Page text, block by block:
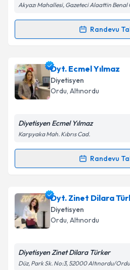
Akyazı Mahallesi, Gazeteci Alaattin Benal
Randevu
Randevu Takvimi Talebi
Dyt. Zehra Uğur Çabukiçin
oluşturun. Size bu uzmandan
takvim hazırlandığında e-
Kişisel verilerimin
Metni'ni okudum ve
Takvim
Dyt. Ecmel Yılmaz
Diyetisyen
Ordu, Altınordu
Diyetisyen Ecmel Yılmaz
Karşıyaka Mah. Kıbrıs Cad.
Randevu
Randevu Takvimi Talebi
Dyt. Ecmel Yılmaziçin
oluşturun. Size bu uzmandan
takvim hazırlandığında e-
Dyt. Zinet Dilara
Diyetisyen
Ordu, Altınordu
Diyetisyen Zinet Dilara Türker
Düz, Park Sk. No:3, 52000 Altınordu/Ordu